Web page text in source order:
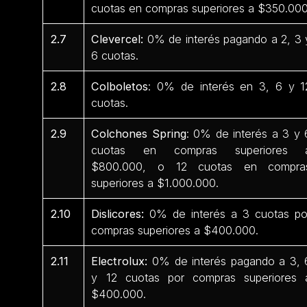
cuotas en compras superiores a
2.7 Clevercel: 0% de interés pagando a 2, 3
6 cuotas.
2.8 Colboletos: 0% de interés en 3, 6 y
cuotas.
2.9 Colchones Spring: 0% de interés a 3 y
cuotas en compras superiores
$800.000, o 12 cuotas en
superiores a $1.000.000.
2.10 Dislicores: 0% de interés a 3 cuotas
compras superiores a $400.000.
2.11 Electrolux: 0% de interés pagando a 3,
y 12 cuotas por compras superiores
$400.000.